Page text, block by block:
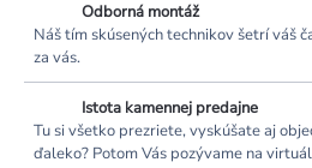
Odborná montáž
Náš tím skúsených technikov šetrí váš
za vás.
Istota kamennej predajne
Tu si všetko prezriete, vyskúšate aj
ďaleko? Potom Vás pozývame na